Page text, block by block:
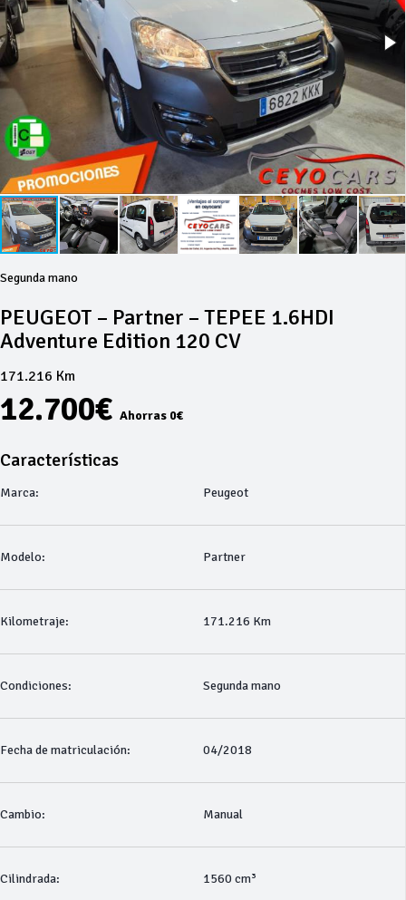
Segunda mano
PEUGEOT – Partner – TEPEE 1.6HDI
Adventure Edition 120 CV
171.216 Km
12.700€ Ahorras 0€
Características
Marca: Peugeot
Modelo: Partner
Kilometraje: 171.216 Km
Condiciones: Segunda mano
Fecha de matriculación: 04/2018
Cambio: Manual
Cilindrada: 1560 cm³